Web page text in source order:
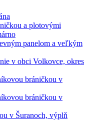
a plotovými
panelom a veľkým
v obci Volkovce, okres
bráničkou v
bráničkou v
v Šuranoch, výplň